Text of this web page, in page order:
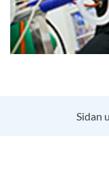
Sidan